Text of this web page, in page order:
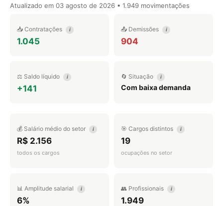
Atualizado em 03 agosto de 2026 • 1.949 movimentações
📥 Contratações i
1.045
📤 Demissões i
904
⚖️ Saldo líquido i
+141
🔄 Situação i
Com baixa demanda
💰 Salário médio do setor i
R$ 2.156
todos os cargos
🎯 Cargos distintos i
19
ocupações no setor
📊 Amplitude salarial i
6%
👥 Profissionais i
1.949